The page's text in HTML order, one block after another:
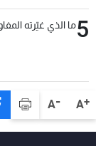
A+
A-
5ما الذي غيّرته